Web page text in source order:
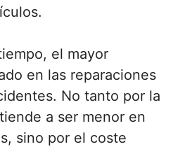
el mayor
en las reparaciones
No tanto por la
a ser menor en
sino por el coste